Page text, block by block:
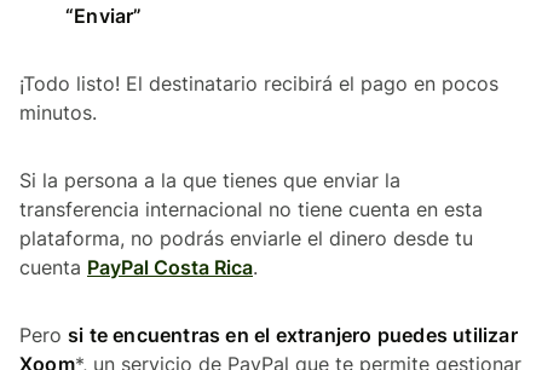
“Enviar”
¡Todo listo! El destinatario recibirá el pago en pocos
minutos.
Si la persona a la que tienes que enviar la
transferencia internacional no tiene cuenta en esta
plataforma, no podrás enviarle el dinero desde tu
cuenta PayPal Costa Rica.
Pero si te encuentras en el extranjero puedes utilizar
Xoom*, un servicio de PayPal que te permite gestionar